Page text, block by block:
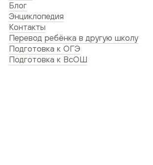
Блог
Энциклопедия
Контакты
Перевод ребёнка в другую школу
Подготовка к ОГЭ
Подготовка к ВсОШ